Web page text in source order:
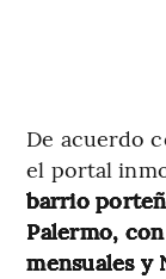
De acuerdo
el portal
barrio
Palermo,
mensuales y